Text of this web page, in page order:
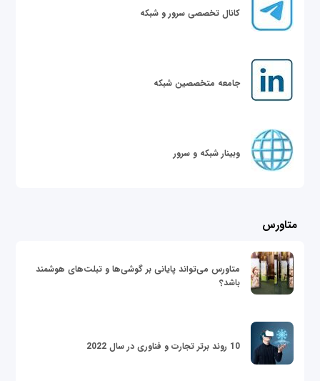
کانال تخصصی سرور و شبکه
جامعه متخصصین شبکه
وبینار شبکه و سرور
متاورس
متاورس می‌تواند پایانی بر گوشی‌ها و تبلت‌های هوشمند
باشد؟
10 روند برتر تجارت و فناوری در سال 2022